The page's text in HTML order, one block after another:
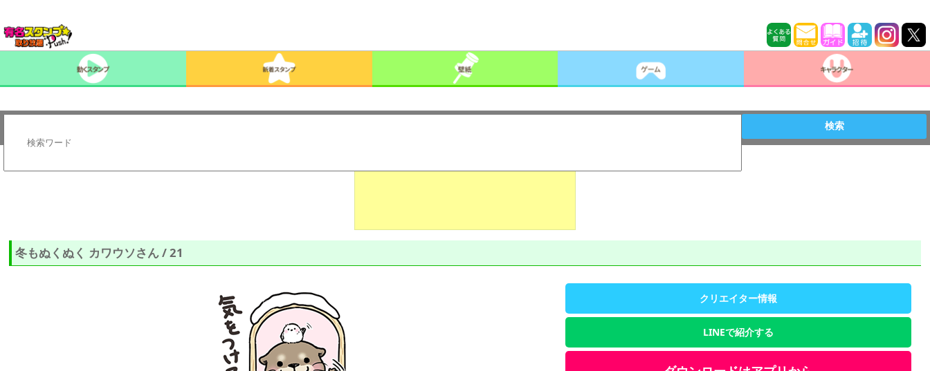
検索
冬もぬくぬく カワウソさん / 21
クリエイター情報
LINEで紹介する